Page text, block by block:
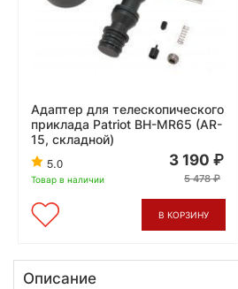
Адаптер для телескопического
приклада Patriot BH-MR65 (AR-
15, складной)
5.0
Товар в наличии
3 190
5 478
В КОРЗИНУ
Описание